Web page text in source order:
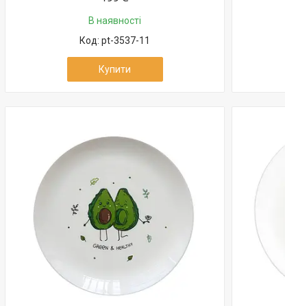
В наявності
pt-3537-11
Купити